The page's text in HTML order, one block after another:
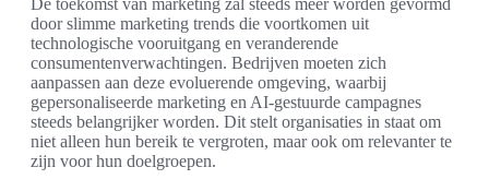
door slimme marketing trends die voortkomen uit
technologische vooruitgang en veranderende
consumentenverwachtingen. Bedrijven moeten zich
aanpassen aan deze evoluerende omgeving, waarbij
gepersonaliseerde marketing en AI-gestuurde campagnes
steeds belangrijker worden. Dit stelt organisaties in staat om
niet alleen hun bereik te vergroten, maar ook om relevanter te
zijn voor hun doelgroepen.